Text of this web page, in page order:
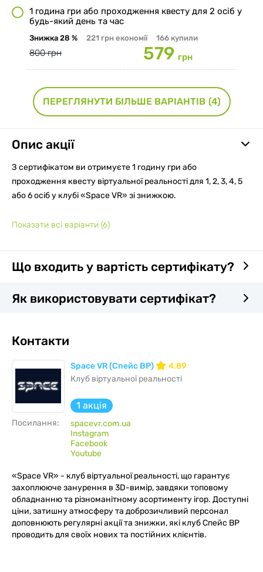
1 година гри або проходження квесту для 2 осіб у
будь-який день та час
Знижка 28 % 221 грн економії 166 купили
800 грн 579 грн
ПЕРЕГЛЯНУТИ БІЛЬШЕ ВАРІАНТІВ (4)
Опис акції
З сертифікатом ви отримуєте 1 годину гри або
проходження квесту віртуальної реальності для 1, 2, 3, 4, 5
або 6 осіб у клубі «Space VR» зі знижкою.
Показати всі варіанти (6)
Що входить у вартість сертифікату?
Як використовувати сертифікат?
Контакти
Space VR (Спейс ВР)
4.89
Клуб віртуальної реальності
1 акція
Посилання:
spacevr.com.ua
Instagram
Facebook
Youtube
«Space VR» - клуб віртуальної реальності, що гарантує
захоплююче занурення в 3D-вимір, завдяки топовому
обладнанню та різноманітному асортименту ігор. Доступні
ціни, затишну атмосферу та доброзичливий персонал
доповнюють регулярні акції та знижки, які клуб Спейс ВР
проводить для своїх нових та постійних клієнтів.